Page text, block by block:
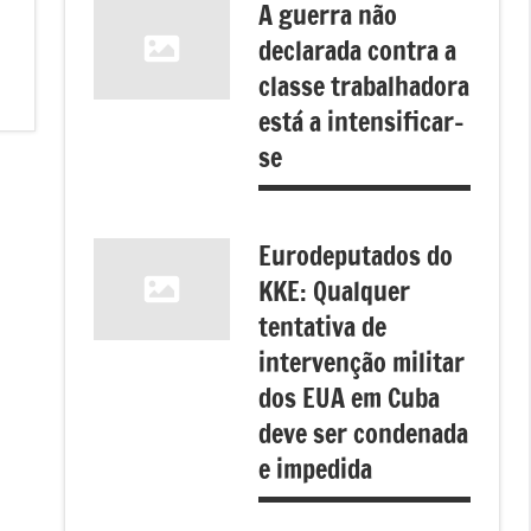
A guerra não
declarada contra a
classe trabalhadora
está a intensificar-
se
Eurodeputados do
KKE: Qualquer
tentativa de
intervenção militar
dos EUA em Cuba
deve ser condenada
e impedida